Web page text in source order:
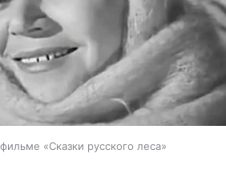
«Сказки русского леса»